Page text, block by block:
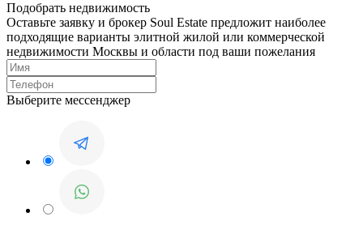
Подобрать недвижимость
Оставьте заявку и брокер Soul Estate предложит наиболее
подходящие варианты элитной жилой или коммерческой
недвижимости Москвы и области под ваши пожелания
Выберите мессенджер